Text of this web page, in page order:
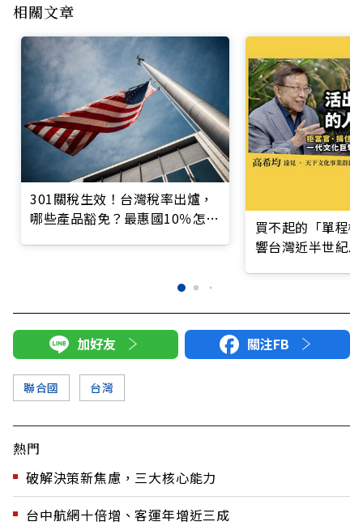
相關文章
301關稅生效！台灣稅率出爐，
哪些產品豁免？最惠國10％怎麼
買不起的「單程
響台灣近半世紀
加好友 關注FB
聯合國 台灣
熱門
破解決策新焦慮，三大核心能力
台中航網十倍增、客運年增近三成